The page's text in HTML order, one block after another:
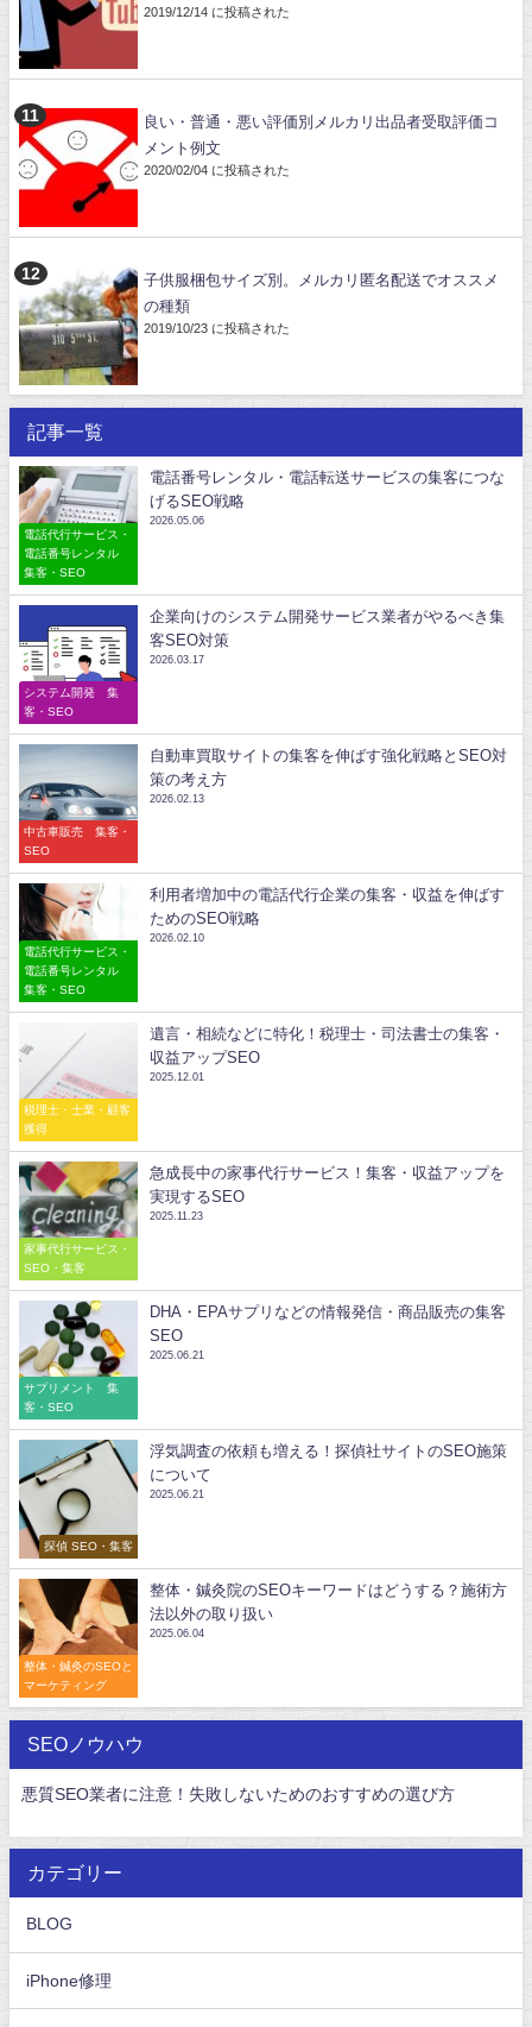
2019/12/14 に投稿された
良い・普通・悪い評価別メルカリ出品者受取評価コ
メント例文
2020/02/04 に投稿された
子供服梱包サイズ別。メルカリ匿名配送でオススメ
の種類
2019/10/23 に投稿された
記事一覧
電話代行サービス・
電話番号レンタル
集客・SEO
電話番号レンタル・電話転送サービスの集客につな
げるSEO戦略
2026.05.06
システム開発 集
客・SEO
企業向けのシステム開発サービス業者がやるべき集
客SEO対策
2026.03.17
中古車販売 集客・
SEO
自動車買取サイトの集客を伸ばす強化戦略とSEO対
策の考え方
2026.02.13
電話代行サービス・
電話番号レンタル
集客・SEO
利用者増加中の電話代行企業の集客・収益を伸ばす
ためのSEO戦略
2026.02.10
税理士・士業・顧客
獲得
遺言・相続などに特化！税理士・司法書士の集客・
収益アップSEO
2025.12.01
家事代行サービス・
SEO・集客
急成長中の家事代行サービス！集客・収益アップを
実現するSEO
2025.11.23
サプリメント 集
客・SEO
DHA・EPAサプリなどの情報発信・商品販売の集客
SEO
2025.06.21
探偵 SEO・集客
浮気調査の依頼も増える！探偵社サイトのSEO施策
について
2025.06.21
整体・鍼灸のSEOと
マーケティング
整体・鍼灸院のSEOキーワードはどうする？施術方
法以外の取り扱い
2025.06.04
SEOノウハウ
悪質SEO業者に注意！失敗しないためのおすすめの選び方
カテゴリー
BLOG
iPhone修理